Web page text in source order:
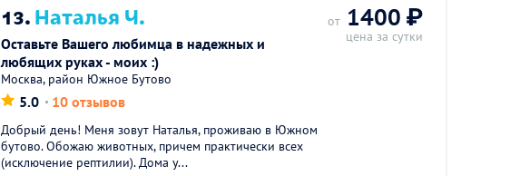
13.Наталья Ч.
Оставьте Вашего любимца в надежных и
любящих руках - моих :)
Москва, район Южное Бутово
5.0 10 отзывов
Добрый день! Меня зовут Наталья, проживаю в Южном
бутово. Обожаю животных, причем практически всех
(исключение рептилии). Дома у...
от 1400 ₽
цена за сутки